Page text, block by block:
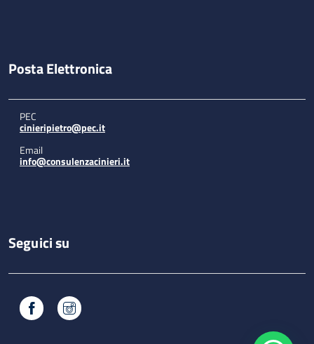
Posta Elettronica
PEC
cinieripietro@pec.it
Email
info@consulenzacinieri.it
Seguici su
Facebook